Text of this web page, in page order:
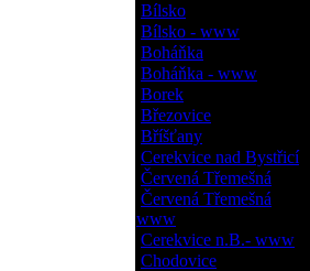
Bílsko
Bílsko - www
Boháňka
Boháňka - www
Borek
Březovice
Bříšťany
Cerekvice nad Bystřicí
Červená Třemešná
Červená Třemešná
www
Cerekvice n.B.- www
Chodovice